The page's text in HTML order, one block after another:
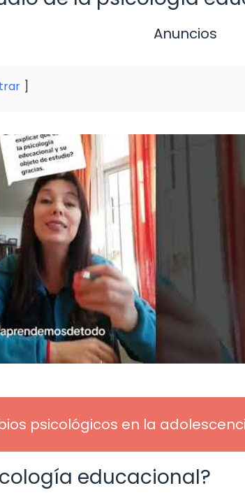
Anuncios
psicológicos en la
educacional?